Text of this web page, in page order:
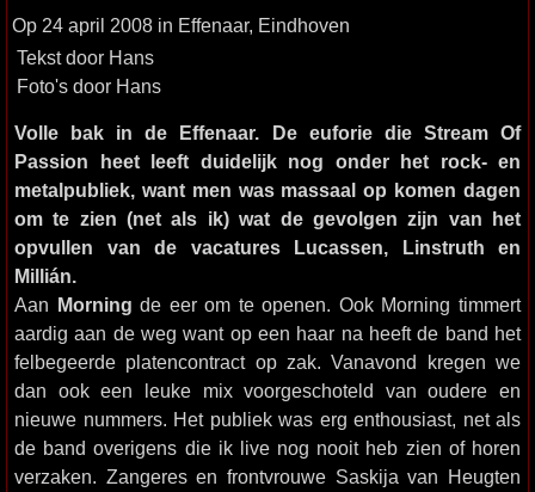
Op 24 april 2008 in Effenaar, Eindhoven
Tekst door Hans
Foto's door Hans
Volle bak in de Effenaar. De euforie die Stream Of
Passion heet leeft duidelijk nog onder het rock- en
metalpubliek, want men was massaal op komen dagen
om te zien (net als ik) wat de gevolgen zijn van het
opvullen van de vacatures Lucassen, Linstruth en
Millián.
Aan Morning de eer om te openen. Ook Morning timmert
aardig aan de weg want op een haar na heeft de band het
felbegeerde platencontract op zak. Vanavond kregen we
dan ook een leuke mix voorgeschoteld van oudere en
nieuwe nummers. Het publiek was erg enthousiast, net als
de band overigens die ik live nog nooit heb zien of horen
verzaken. Zangeres en frontvrouwe Saskija van Heugten